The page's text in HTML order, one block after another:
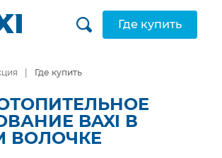
Где купить
Где купить
BAXI В
ВОЛОЧКЕ